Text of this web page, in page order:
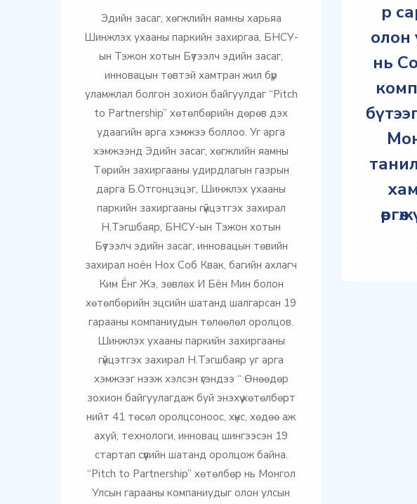
Эдийн засаг, хөгжлийн яамны харьяа
Шинжлэх ухааны паркийн захиргаа, БНСУ-
ын Тэжон хотын Бүтээлч эдийн засаг,
инновацын төвтэй хамтран жил бүр
уламжлал болгон зохион байгуулдаг “Pitch
to Partnership” хөтөлбөрийн дөрөв дэх
удаагийн арга хэмжээ боллоо. Уг арга
хэмжээнд Эдийн засаг, хөгжлийн яамны
Төрийн захиргааны удирдлагын газрын
дарга Б.Отгонцэцэг, Шинжлэх ухааны
паркийн захиргааны гүйцэтгэх захирал
Н.Тэгшбаяр, БНСУ-ын Тэжон хотын
Бүтээлч эдийн засаг, инновацын төвийн
захирал ноён Нох Соб Квак, багийн ахлагч
Ким Ёнг Жэ, зөвлөх И Бён Мин болон
хөтөлбөрийн эцсийн шатанд шалгарсан 19
гарааны компаниудын төлөөлөл оролцов.
Шинжлэх ухааны паркийн захиргааны
гүйцэтгэх захирал Н.Тэгшбаяр уг арга
хэмжээг нээж хэлсэн үгэндээ “ Өнөөдөр
зохион байгуулагдаж буй энэхүү хөтөлбөрт
нийт 41 төсөл оролцсоноос, хүнс, хөдөө аж
ахуй, технологи, инновац шингээсэн 19
стартап сүүлийн шатанд оролцож байна.
“Pitch to Partnership” хөтөлбөр нь Монгол
Улсын гарааны компаниудыг олон улсын
р
олон
нь